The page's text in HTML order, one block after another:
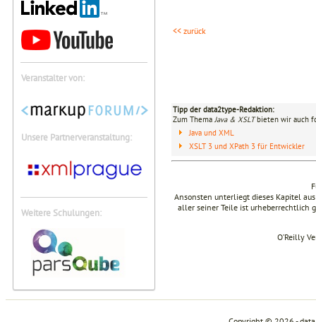
Veranstalter von:
Unsere Partnerveranstaltung:
Weitere Schulungen:
<< zurück
Tipp der data2type-Redaktion:
Zum ThemaJava & XSLTbieten wir auch
Java und XML
XSLT 3 und XPath 3 für Entwickler
Ansonsten unterliegt dieses Kapitel
aller seiner Teile ist urheberrechtlich
O’Reilly